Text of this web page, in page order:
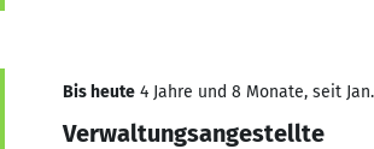
Bis heute 4 Jahre und 8 Monate, seit
Verwaltungsangestellte